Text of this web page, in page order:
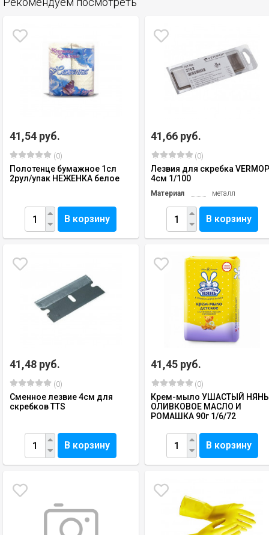
41,54 руб.
(0)
Полотенце бумажное 1сл
2рул/упак НЕЖЕНКА белое
В корзину
41,66 руб.
(0)
Лезвия для скребка
4см 1/100
Материал металл
В корзину
41,48 руб.
(0)
Сменное лезвие 4см для
скребков TTS
В корзину
41,45 руб.
(0)
Крем-мыло УШАСТЫЙ НЯНЬ
ОЛИВКОВОЕ МАСЛО И
РОМАШКА 90г 1/6/72
В корзину